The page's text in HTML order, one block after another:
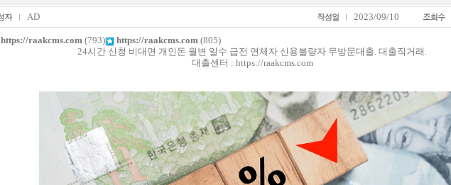
제품소개 견적의뢰 제조업체 Home Contact
AD 2023/09/10
https://raakcms.com (793) https://raakcms.com (805)
24시간 신청 비대면 개인돈 월변 일수 급전 연체자 신용불량자 무방문대출. 대출직거래.
대출센터 : https://raakcms.com